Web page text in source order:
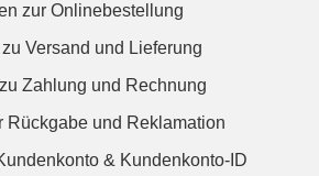
zur Onlinebestellung
Versand und Lieferung
Zahlung und Rechnung
Rückgabe und Reklamation
& Kundenkonto-ID